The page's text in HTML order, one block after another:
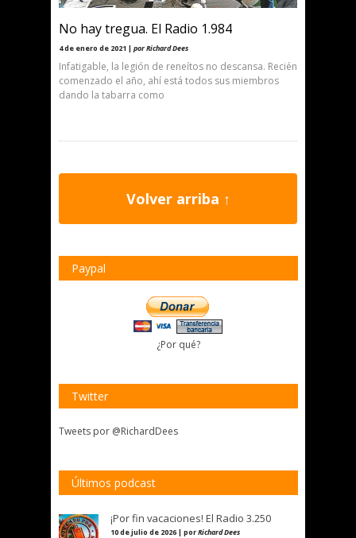
No hay tregua. El Radio 1.984
4 de enero de 2021 | por Richard Dees
Infatigable, la legión de reneítos no descansa. Recién
comenzado el año, ahí está todos sus miembros
dando la tabarra como
Volver arriba ↑
Paypal
¿Por qué?
Twitter
Tweets por @RichardDees
Últimos podcast
¡Por fin vacaciones! El Radio 3.250
10 de julio de 2026 | porRichard Dees